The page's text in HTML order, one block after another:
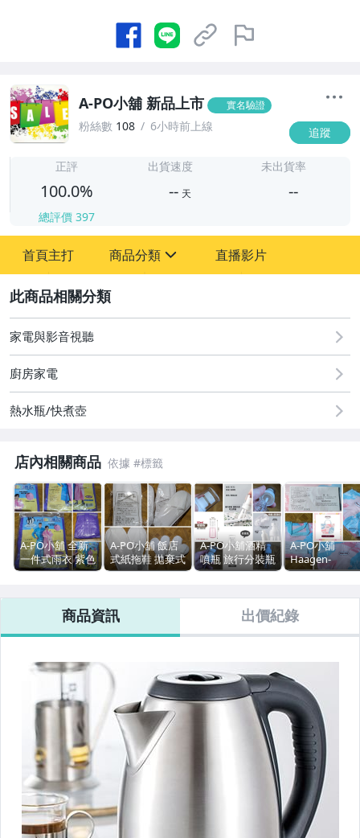
A-PO小舖 新品上市 實名驗證
粉絲數 108 6小時前上線 追蹤
正評
100.0%
總評價 397
出貨速度
-- 天
未出貨率
--
首頁主打 商品分類
圖書/影音/文具
手機、配件與通訊
美容保養與彩妝
電腦、平板與周邊
運動、戶外與休閒
電玩遊戲與主機
原創設計良品
居家、家具與園藝
玩具、模型與公仔
男性精品與服飾
女裝與服飾配件
偶像、球員卡與郵幣
直播影片
家電與影音視聽
廚房家電
熱水瓶/快煮壺
店內相關商品
A-PO小舖 全新
一件式雨衣 紫色
特價 299
A-PO小舖 飯店
式紙拖鞋 拋棄式
方便旅遊出差 四
A-PO小舖酒精
噴瓶 旅行分裝瓶
乳液瓶 噴霧瓶
60ML 分裝 全新
A-PO小舖
Haagen-
Dazs(哈根 達
全新未拆封 特
商品資訊 出價紀錄